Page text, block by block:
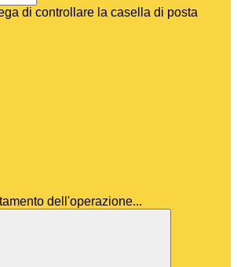
di controllare la casella di posta
dell'operazione...